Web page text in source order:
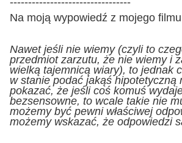
Na moją wypowiedź z mojego
Nawet jeśli nie wiemy (czyli to
przedmiot zarzutu, że nie wiemy i
wielką tajemnicą wiary), to jednak
w stanie podać jakąś hipotetyczną
pokazać, że jeśli coś komuś
bezsensowne, to wcale takie nie
możemy być pewni właściwej
możemy wskazać, że odpowiedzi